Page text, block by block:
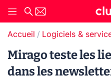
Accueil Logiciels &
Mirago teste les
dans les